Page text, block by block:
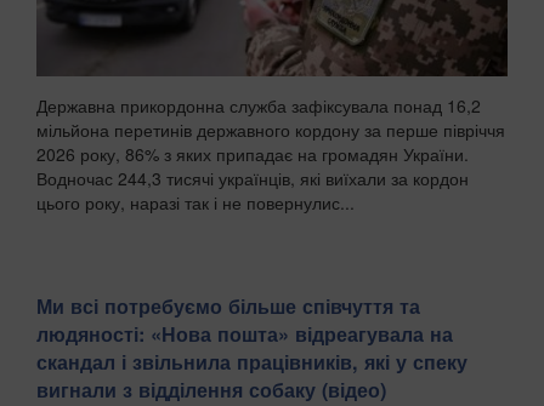
Державна прикордонна служба зафіксувала понад 16,2
мільйона перетинів державного кордону за перше півріччя
2026 року, 86% з яких припадає на громадян України.
Водночас 244,3 тисячі українців, які виїхали за кордон
цього року, наразі так і не повернулис...
Ми всі потребуємо більше співчуття та
людяності: «Нова пошта» відреагувала на
скандал і звільнила працівників, які у спеку
вигнали з відділення собаку (відео)